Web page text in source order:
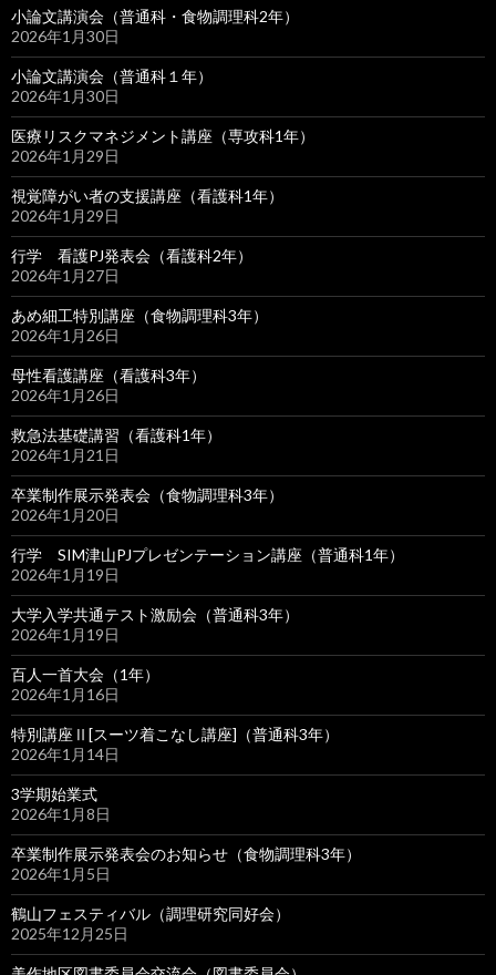
小論文講演会（普通科・食物調理科2年）
2026年1月30日
小論文講演会（普通科１年）
2026年1月30日
医療リスクマネジメント講座（専攻科1年）
2026年1月29日
視覚障がい者の支援講座（看護科1年）
2026年1月29日
行学 看護PJ発表会（看護科2年）
2026年1月27日
あめ細工特別講座（食物調理科3年）
2026年1月26日
母性看護講座（看護科3年）
2026年1月26日
救急法基礎講習（看護科1年）
2026年1月21日
卒業制作展示発表会（食物調理科3年）
2026年1月20日
行学 SIM津山PJプレゼンテーション講座（普通科1年）
2026年1月19日
大学入学共通テスト激励会（普通科3年）
2026年1月19日
百人一首大会（1年）
2026年1月16日
特別講座Ⅱ[スーツ着こなし講座]（普通科3年）
2026年1月14日
3学期始業式
2026年1月8日
卒業制作展示発表会のお知らせ（食物調理科3年）
2026年1月5日
鶴山フェスティバル（調理研究同好会）
2025年12月25日